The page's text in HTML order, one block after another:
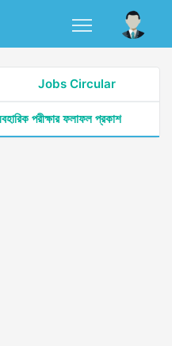
Jobs Circular
পরীক্ষার ফলাফল প্রকাশ